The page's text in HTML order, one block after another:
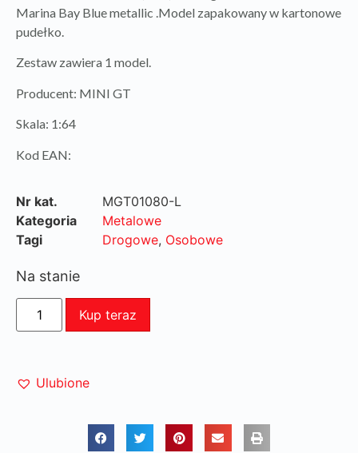
Marina Bay Blue metallic .Model zapakowany w kartonowe
pudełko.
Zestaw zawiera 1 model.
Producent: MINI GT
Skala: 1:64
Kod EAN:
Nr kat.
MGT01080-L
Kategoria
Metalowe
Tagi
Drogowe, Osobowe
Na stanie
Kup teraz
Ulubione